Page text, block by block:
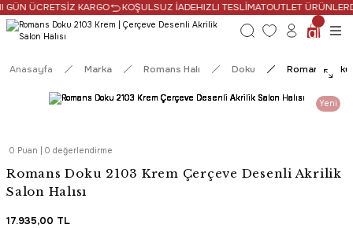
ÜCRETSİZ KARGO KOŞULSUZ İADEHIZLI TESLİMATOUTLET
Anasayfa Marka Romans Halı Doku Romans Doku
Yeni
0 Puan | 0 değerlendirme
Romans Doku 2103 Krem Çerçeve Desenli Akrilik
Salon Halısı
17.935,00 TL